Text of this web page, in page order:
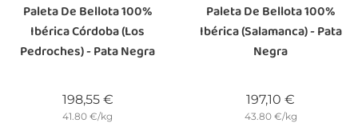
Paleta De Bellota 100%
Ibérica Córdoba (Los
Pedroches) - Pata Negra
198,55 €Precio
41.80 €/kg
Paleta De Bellota 100%
Ibérica (Salamanca) - Pata
Negra
197,10 €
43.80 €/kg